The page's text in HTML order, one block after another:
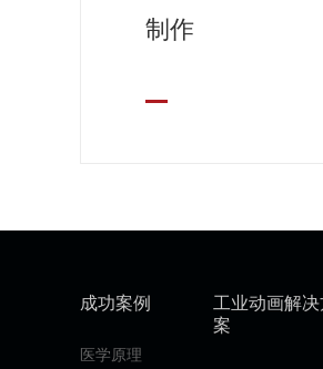
制作
成功案例
医学原理
工业动画解决
案